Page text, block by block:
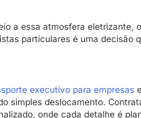
a essa atmosfera eletrizante,
particulares é uma decisão
executivo para empresas
simples deslocamento.
onde cada detalhe é